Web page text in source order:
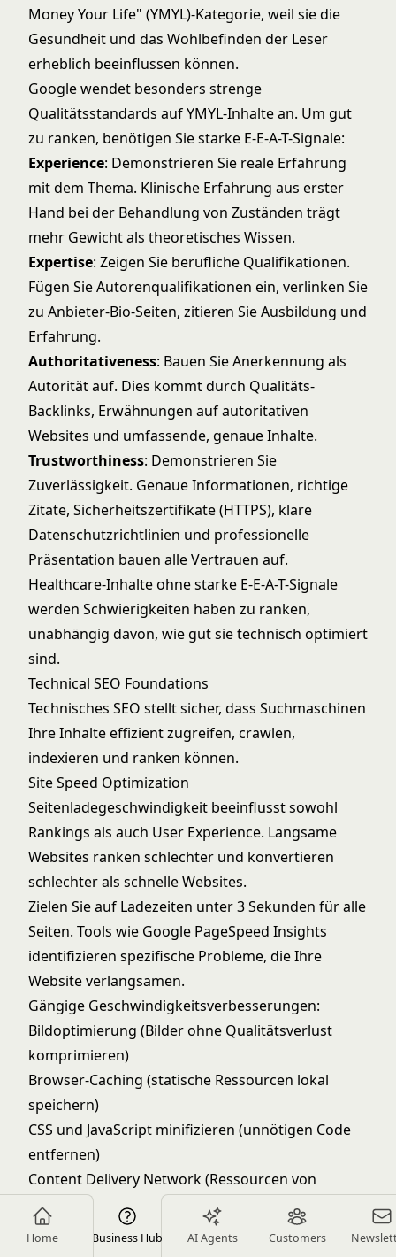
Home Business Hub AI Agents Customers
Money Your Life" (YMYL)-Kategorie, weil sie die
Gesundheit und das Wohlbefinden der Leser
erheblich beeinflussen können.
Google wendet besonders strenge
Qualitätsstandards auf YMYL-Inhalte an. Um gut
zu ranken, benötigen Sie starke E-E-A-T-Signale:
Experience: Demonstrieren Sie reale Erfahrung
mit dem Thema. Klinische Erfahrung aus erster
Hand bei der Behandlung von Zuständen trägt
mehr Gewicht als theoretisches Wissen.
Expertise: Zeigen Sie berufliche Qualifikationen.
Fügen Sie Autorenqualifikationen ein, verlinken Sie
zu Anbieter-Bio-Seiten, zitieren Sie Ausbildung und
Erfahrung.
Authoritativeness: Bauen Sie Anerkennung als
Autorität auf. Dies kommt durch Qualitäts-
Backlinks, Erwähnungen auf autoritativen
Websites und umfassende, genaue Inhalte.
Trustworthiness: Demonstrieren Sie
Zuverlässigkeit. Genaue Informationen, richtige
Zitate, Sicherheitszertifikate (HTTPS), klare
Datenschutzrichtlinien und professionelle
Präsentation bauen alle Vertrauen auf.
Healthcare-Inhalte ohne starke E-E-A-T-Signale
werden Schwierigkeiten haben zu ranken,
unabhängig davon, wie gut sie technisch optimiert
sind.
Technical SEO Foundations
Technisches SEO stellt sicher, dass Suchmaschinen
Ihre Inhalte effizient zugreifen, crawlen,
indexieren und ranken können.
Site Speed Optimization
Seitenladegeschwindigkeit beeinflusst sowohl
Rankings als auch User Experience. Langsame
Websites ranken schlechter und konvertieren
schlechter als schnelle Websites.
Zielen Sie auf Ladezeiten unter 3 Sekunden für alle
Seiten. Tools wie Google PageSpeed Insights
identifizieren spezifische Probleme, die Ihre
Website verlangsamen.
Gängige Geschwindigkeitsverbesserungen:
Bildoptimierung (Bilder ohne Qualitätsverlust
komprimieren)
Browser-Caching (statische Ressourcen lokal
speichern)
CSS und JavaScript minifizieren (unnötigen Code
entfernen)
Content Delivery Network (Ressourcen von
geografisch verteilten Servern bereitstellen)
Third-Party-Skripte begrenzen (Tracking- und